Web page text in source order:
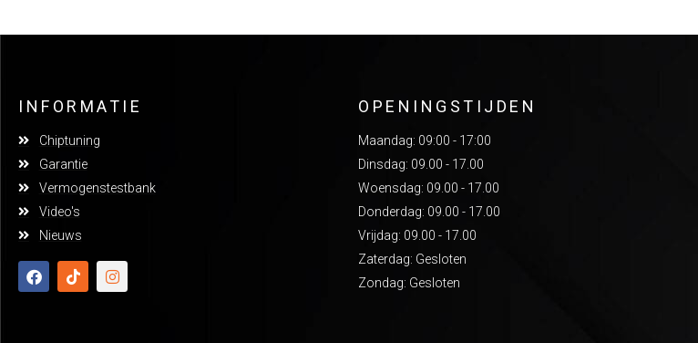
INFORMATIE
Chiptuning
Garantie
Vermogenstestbank
Video's
Nieuws
OPENINGSTIJDEN
Maandag: 09:00 - 17:00
Dinsdag: 09.00 - 17.00
Woensdag: 09.00 - 17.00
Donderdag: 09.00 - 17.00
Vrijdag: 09.00 - 17.00
Zaterdag: Gesloten
Zondag: Gesloten